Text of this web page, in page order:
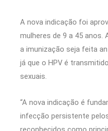
A nova indicação foi
mulheres de 9 a 45 anos.
a imunização seja feita
já que o HPV é
sexuais.
“A nova indicação é
infecção persistente